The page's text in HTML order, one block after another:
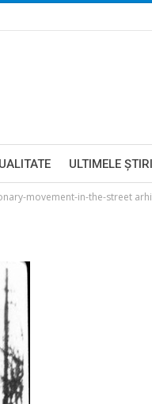
ULTIMELE ŞTIRI
movement-in-the-street